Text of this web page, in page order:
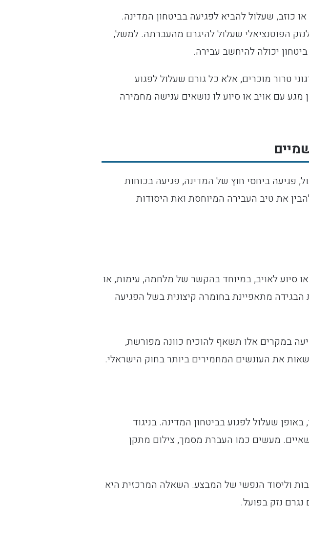
כוזב, שעלול להביא לפגיעה בביטחון המדינה.
הפוטנציאלי שעלול להיגרם מהעברתה. למשל,
יכולה להיחשב עבירה.
טרור מוכרים, אלא כל גורם שעלול לפגוע
עם אויב או סיוע לו נושאים ענישה מחמירה
פגיעה ביחסי חוץ של המדינה, פגיעה בכוחות
את טיב העבירה המיוחסת ואת היסודות
סיוע לאויב, במיוחד בהקשר של מלחמה, עימות, או
מתאפיינת בחומרה קיצונית בשל הפגיעה
במקרים אלו תשאף להוכיח כוונה מפורשת,
את העונשים המחמירים ביותר בחוק הישראלי.
שעלול לפגוע בביטחון המדינה. בניגוד
מעשים כמו העברת מסמך, צילום מתקן
וליסוד הנפשי של המבצע. השאלה המרכזית היא
נזק בפועל.